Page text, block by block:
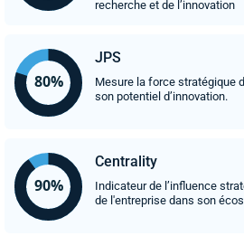
recherche et de l’innovation
JPS
Mesure la force stratégique
son potentiel d’innovation.
Centrality
Indicateur de l’influence
de l'entreprise dans son